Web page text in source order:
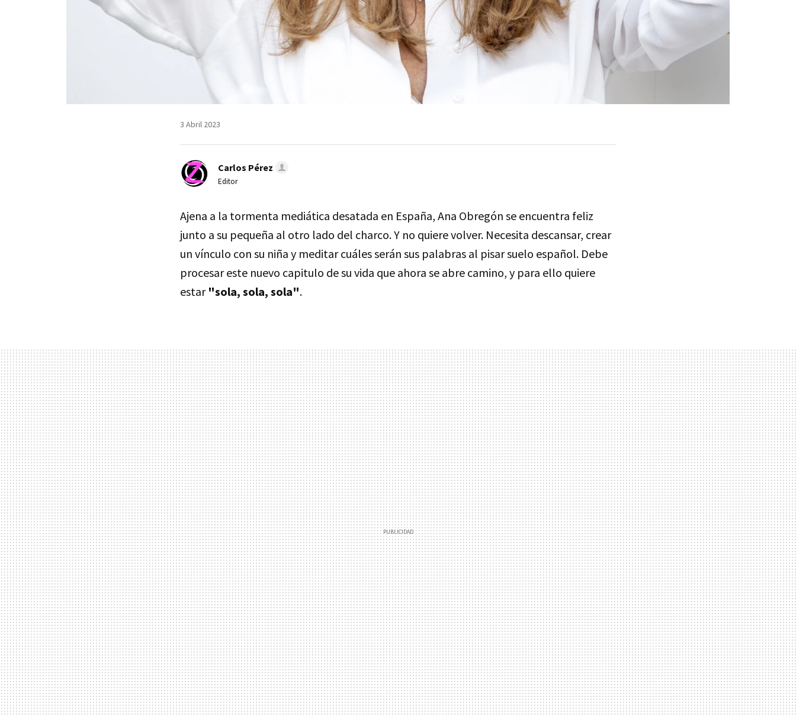
3 Abril 2023
Carlos Pérez
Editor
Ajena a la tormenta mediática desatada en España, Ana Obregón se encuentra feliz
junto a su pequeña al otro lado del charco. Y no quiere volver. Necesita descansar, crear
un vínculo con su niña y meditar cuáles serán sus palabras al pisar suelo español. Debe
procesar este nuevo capitulo de su vida que ahora se abre camino, y para ello quiere
estar "sola, sola, sola".